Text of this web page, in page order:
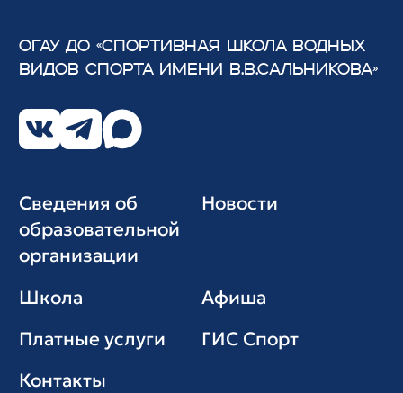
ОГАУ ДО «СПОРТИВНАЯ ШКОЛА ВОДНЫХ
ВИДОВ СПОРТА ИМЕНИ В.В.САЛЬНИКОВА»
Сведения об
образовательной
организации
Новости
Школа
Афиша
Платные услуги
ГИС Cпорт
Контакты